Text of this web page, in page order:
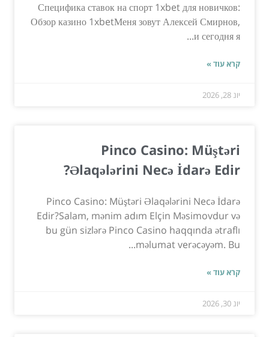
Специфика ставок на спорт 1xbet для новичков:
Обзор казино 1xbetМеня зовут Алексей Смирнов,
и сегодня я...
קרא עוד »
יונ 28, 2026
Pinco Casino: Müştəri
Əlaqələrini Necə İdarə Edir?
Pinco Casino: Müştəri Əlaqələrini Necə İdarə
Edir?Salam, mənim adım Elçin Məsimovdur və
bu gün sizlərə Pinco Casino haqqında ətraflı
məlumat verəcəyəm. Bu...
קרא עוד »
יונ 30, 2026